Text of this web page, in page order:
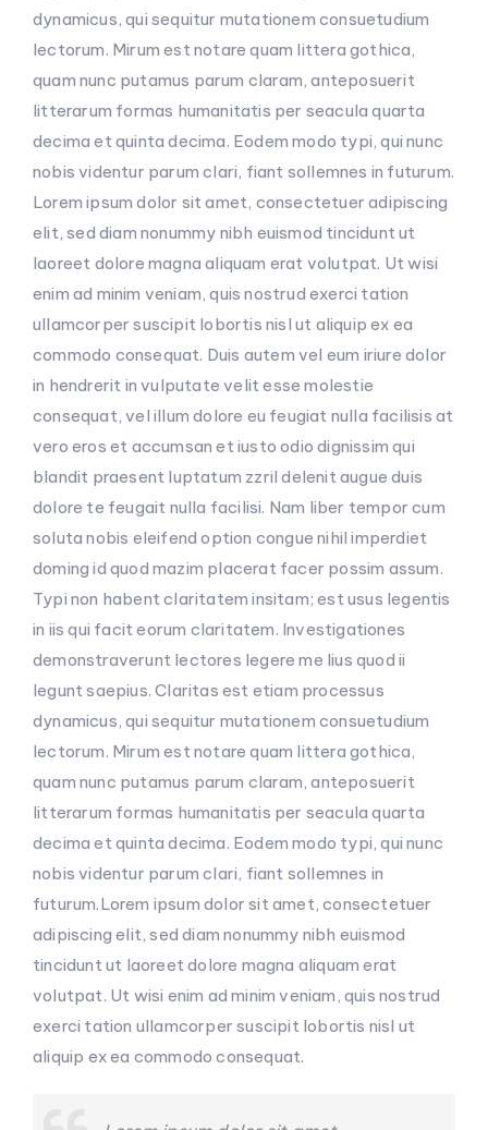
dynamicus, qui sequitur mutationem consuetudium
lectorum. Mirum est notare quam littera gothica,
quam nunc putamus parum claram, anteposuerit
litterarum formas humanitatis per seacula quarta
decima et quinta decima. Eodem modo typi, qui nunc
nobis videntur parum clari, fiant sollemnes in futurum.
Lorem ipsum dolor sit amet, consectetuer adipiscing
elit, sed diam nonummy nibh euismod tincidunt ut
laoreet dolore magna aliquam erat volutpat. Ut wisi
enim ad minim veniam, quis nostrud exerci tation
ullamcorper suscipit lobortis nisl ut aliquip ex ea
commodo consequat. Duis autem vel eum iriure dolor
in hendrerit in vulputate velit esse molestie
consequat, vel illum dolore eu feugiat nulla facilisis at
vero eros et accumsan et iusto odio dignissim qui
blandit praesent luptatum zzril delenit augue duis
dolore te feugait nulla facilisi. Nam liber tempor cum
soluta nobis eleifend option congue nihil imperdiet
doming id quod mazim placerat facer possim assum.
Typi non habent claritatem insitam; est usus legentis
in iis qui facit eorum claritatem. Investigationes
demonstraverunt lectores legere me lius quod ii
legunt saepius. Claritas est etiam processus
dynamicus, qui sequitur mutationem consuetudium
lectorum. Mirum est notare quam littera gothica,
quam nunc putamus parum claram, anteposuerit
litterarum formas humanitatis per seacula quarta
decima et quinta decima. Eodem modo typi, qui nunc
nobis videntur parum clari, fiant sollemnes in
futurum.Lorem ipsum dolor sit amet, consectetuer
adipiscing elit, sed diam nonummy nibh euismod
tincidunt ut laoreet dolore magna aliquam erat
volutpat. Ut wisi enim ad minim veniam, quis nostrud
exerci tation ullamcorper suscipit lobortis nisl ut
aliquip ex ea commodo consequat.